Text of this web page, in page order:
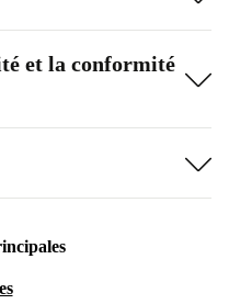
et la conformité